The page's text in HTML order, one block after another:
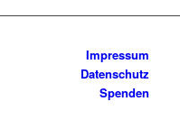
Impressum
Datenschutz
Spenden